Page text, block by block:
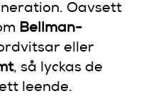
Oavsett
Bellman-
eller
, så lyckas de
leende.